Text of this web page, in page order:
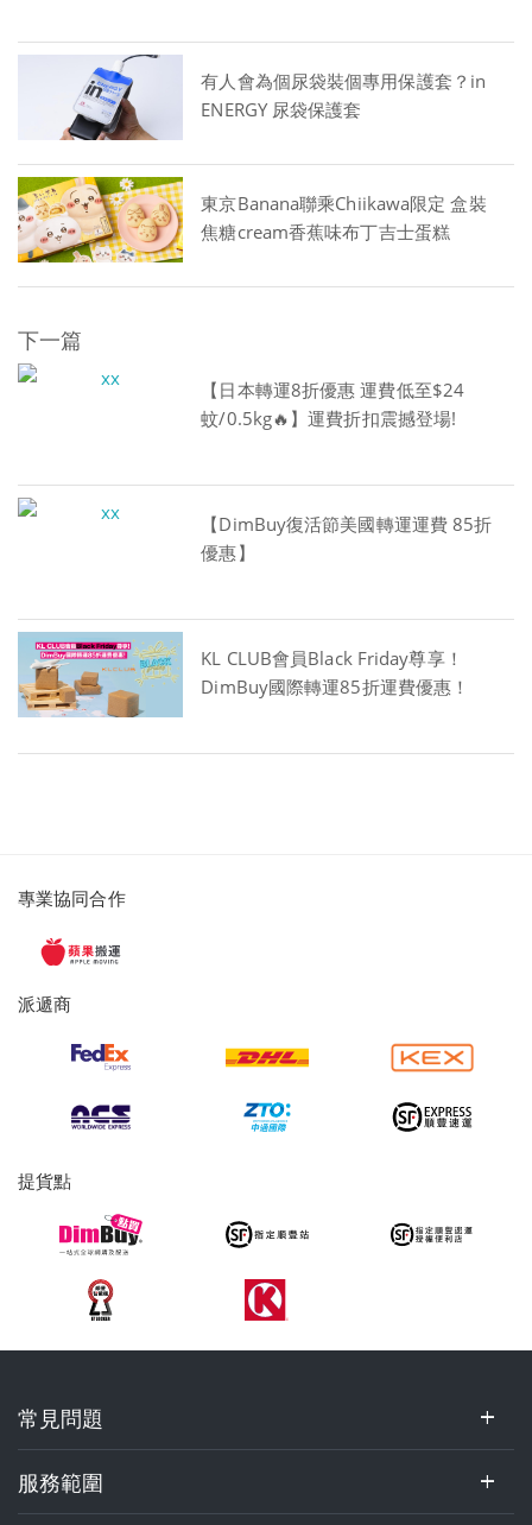
有人會為個尿袋裝個專用保護套？in
ENERGY 尿袋保護套
東京Banana聯乘Chiikawa限定 盒裝
焦糖cream香蕉味布丁吉士蛋糕
下一篇
【日本轉運8折優惠 運費低至$24
蚊/0.5kg🔥】運費折扣震撼登場!
【DimBuy復活節美國轉運運費 85折
優惠】
KL CLUB會員Black Friday尊享！
DimBuy國際轉運85折運費優惠！
派
服
及
專業協同合作
派遞商
提貨點
見
問
題,
服
常見問題
服務範圍